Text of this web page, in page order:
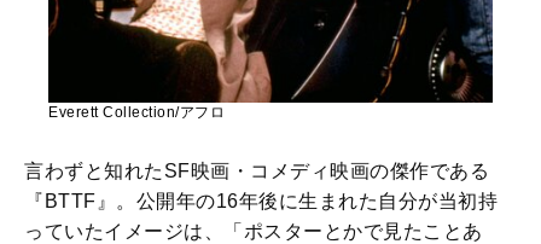
Everett Collection/アフロ
言わずと知れたSF映画・コメディ映画の傑作である
『BTTF』。公開年の16年後に生まれた自分が当初持
っていたイメージは、「ポスターとかで見たことあ